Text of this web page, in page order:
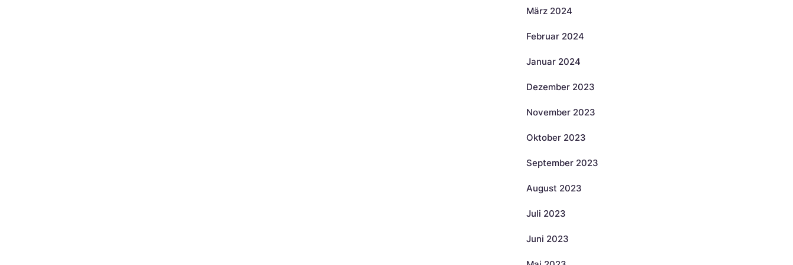
März 2024
Februar 2024
Januar 2024
Dezember 2023
November 2023
Oktober 2023
September 2023
August 2023
Juli 2023
Juni 2023